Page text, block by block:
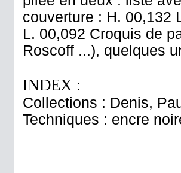
couverture : H. 00,132
L. 00,092 Croquis de
Roscoff ...), quelques
INDEX :
Collections : Denis,
Techniques : encre